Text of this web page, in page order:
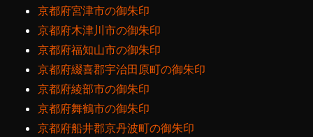
京都府宮津市の御朱印
京都府木津川市の御朱印
京都府福知山市の御朱印
京都府綴喜郡宇治田原町の御朱印
京都府綾部市の御朱印
京都府舞鶴市の御朱印
京都府船井郡京丹波町の御朱印